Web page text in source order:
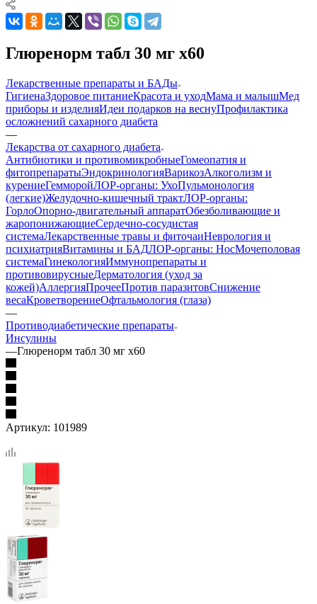
Глюренорм табл 30 мг х60
Лекарственные препараты и БАДы
ГигиенаЗдоровое питаниеКрасота и уходМама и малышМед
приборы и изделияИдеи подарков на веснуПрофилактика
осложнений сахарного диабета
—
Лекарства от сахарного диабета
Антибиотики и противомикробныеГомеопатия и
фитопрепаратыЭндокринологияВарикозАлкоголизм и
курениеГемморойЛОР-органы: УхоПульмонология
(легкие)Желудочно-кишечный трактЛОР-органы:
ГорлоОпорно-двигательный аппаратОбезболивающие и
жаропонижающиеСердечно-сосудистая
системаЛекарственные травы и фиточаиНеврология и
психиатрияВитамины и БАДЛОР-органы: НосМочеполовая
системаГинекологияИммунопрепараты и
противовирусныеДерматология (уход за
кожей)АллергияПрочееПротив паразитовСнижение
весаКроветворениеОфтальмология (глаза)
—
Противодиабетические препараты
Инсулины
—Глюренорм табл 30 мг х60
Артикул: 101989